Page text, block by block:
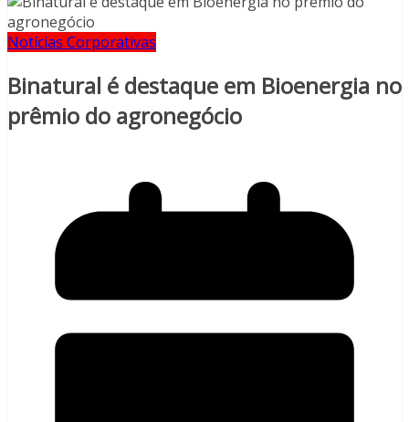
Notícias Corporativas
Binatural é destaque em Bioenergia no
prêmio do agronegócio